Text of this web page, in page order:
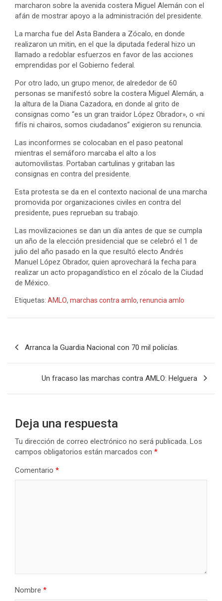
marcharon sobre la avenida costera Miguel Alemán con el
afán de mostrar apoyo a la administración del presidente.
La marcha fue del Asta Bandera a Zócalo, en donde
realizaron un mitin, en el que la diputada federal hizo un
llamado a redoblar esfuerzos en favor de las acciones
emprendidas por el Gobierno federal.
Por otro lado, un grupo menor, de alrededor de 60
personas se manifestó sobre la costera Miguel Alemán, a
la altura de la Diana Cazadora, en donde al grito de
consignas como “es un gran traidor López Obrador», o «ni
fifís ni chairos, somos ciudadanos” exigieron su renuncia.
Las inconformes se colocaban en el paso peatonal
mientras el semáforo marcaba el alto a los
automovilistas. Portaban cartulinas y gritaban las
consignas en contra del presidente.
Esta protesta se da en el contexto nacional de una marcha
promovida por organizaciones civiles en contra del
presidente, pues reprueban su trabajo.
Las movilizaciones se dan un día antes de que se cumpla
un año de la elección presidencial que se celebró el 1 de
julio del año pasado en la que resultó electo Andrés
Manuel López Obrador, quien aprovechará la fecha para
realizar un acto propagandístico en el zócalo de la Ciudad
de México.
Etiquetas: AMLO, marchas contra amlo, renuncia amlo
Arranca la Guardia Nacional con 70 mil policías.
Un fracaso las marchas contra AMLO: Helguera
Deja una respuesta
Tu dirección de correo electrónico no será publicada. Los
campos obligatorios están marcados con *
Comentario *
Nombre *